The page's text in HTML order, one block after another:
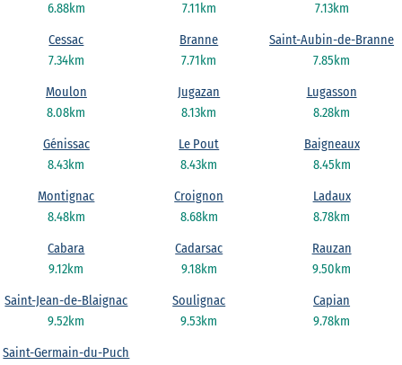
6.88km
7.11km
7.13km
7.34km
Cessac
7.71km
Branne
7.85km
Saint-Aubin-de-Branne
8.08km
Moulon
8.13km
Jugazan
8.28km
Lugasson
8.43km
Génissac
8.43km
Le Pout
8.45km
Baigneaux
8.48km
Montignac
8.68km
Croignon
8.78km
Ladaux
9.12km
Cabara
9.18km
Cadarsac
9.50km
Rauzan
9.52km
Saint-Jean-de-Blaignac
9.53km
Soulignac
9.78km
Capian
Saint-Germain-du-Puch